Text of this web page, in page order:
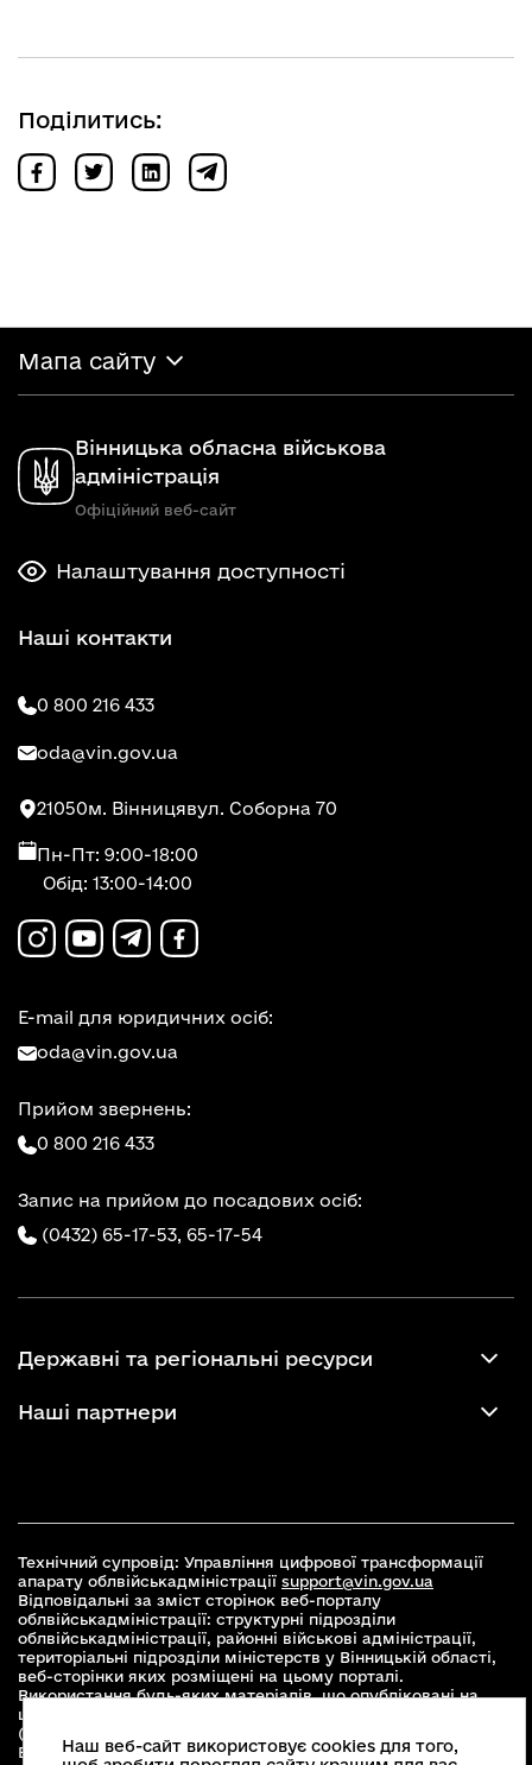
Поділитись:
Мапа сайту
Вінницька обласна військова
адміністрація
Офіційний веб-сайт
Налаштування доступності
Наші контакти
0 800 216 433
oda@vin.gov.ua
21050м. Вінницявул. Соборна 70
Пн-Пт: 9:00-18:00
Обід: 13:00-14:00
E-mail для юридичних осіб:
oda@vin.gov.ua
Прийом звернень:
0 800 216 433
Запис на прийом до посадових осіб:
(0432) 65-17-53, 65-17-54
Державні та регіональні ресурси
Наші партнери
Технічний супровід: Управління цифрової трансформації
апарату облвійськадміністрації support@vin.gov.ua
Відповідальні за зміст сторінок веб-порталу
облвійськадміністрації: структурні підрозділи
облвійськадміністрації, районні військові адміністрації,
територіальні підрозділи міністерств у Вінницькій області,
веб-сторінки яких розміщені на цьому порталі.
Використання будь-яких матеріалів, що опубліковані на
цьому сайті, дозволяється при умові зазначення посилання
(для інтернет-видань - гіперпосилання) на офіційний сайт
Вінницької облвійськадміністраціїwww.vin.gov.ua .
Наш веб-сайт використовує cookies для того,